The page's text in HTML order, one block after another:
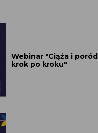
Webinar "Ciąża i poród
krok po kroku"